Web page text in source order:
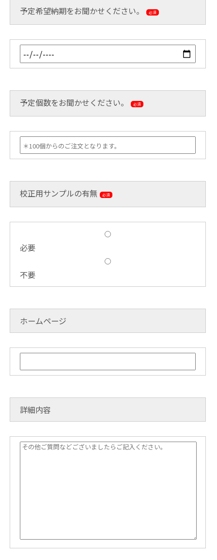
予定希望納期をお聞かせください。 必須
予定個数をお聞かせください。 必須
校正用サンプルの有無 必須
必要
不要
ホームページ
詳細内容